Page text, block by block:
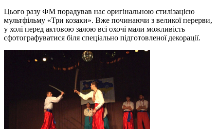
Цього разу ФМ порадував нас оригінальною стилізацією
мультфільму «Три козаки». Вже починаючи з великої перерви,
у холі перед актовою залою всі охочі мали можливість
сфотографуватися біля спеціально підготовленої декорації.